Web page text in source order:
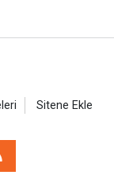
Sitene Ekle